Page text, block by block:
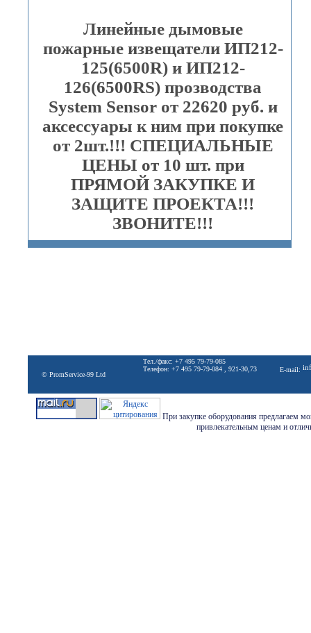
Линейные дымовые
пожарные извещатели ИП212-
125(6500R) и ИП212-
126(6500RS) прозводства
System Sensor от 22620 руб. и
аксессуары к ним при покупке
от 2шт.!!! СПЕЦИАЛЬНЫЕ
ЦЕНЫ от 10 шт. при
ПРЯМОЙ ЗАКУПКЕ И
ЗАЩИТЕ ПРОЕКТА!!!
ЗВОНИТЕ!!!
© PromService-99 Ltd
Тел./факс: +7 495 79-79-085
Телефон: +7 495 79-79-084 , 921-30,73
E-mail:
При закупке оборудования предлагаем
привлекательным ценам и